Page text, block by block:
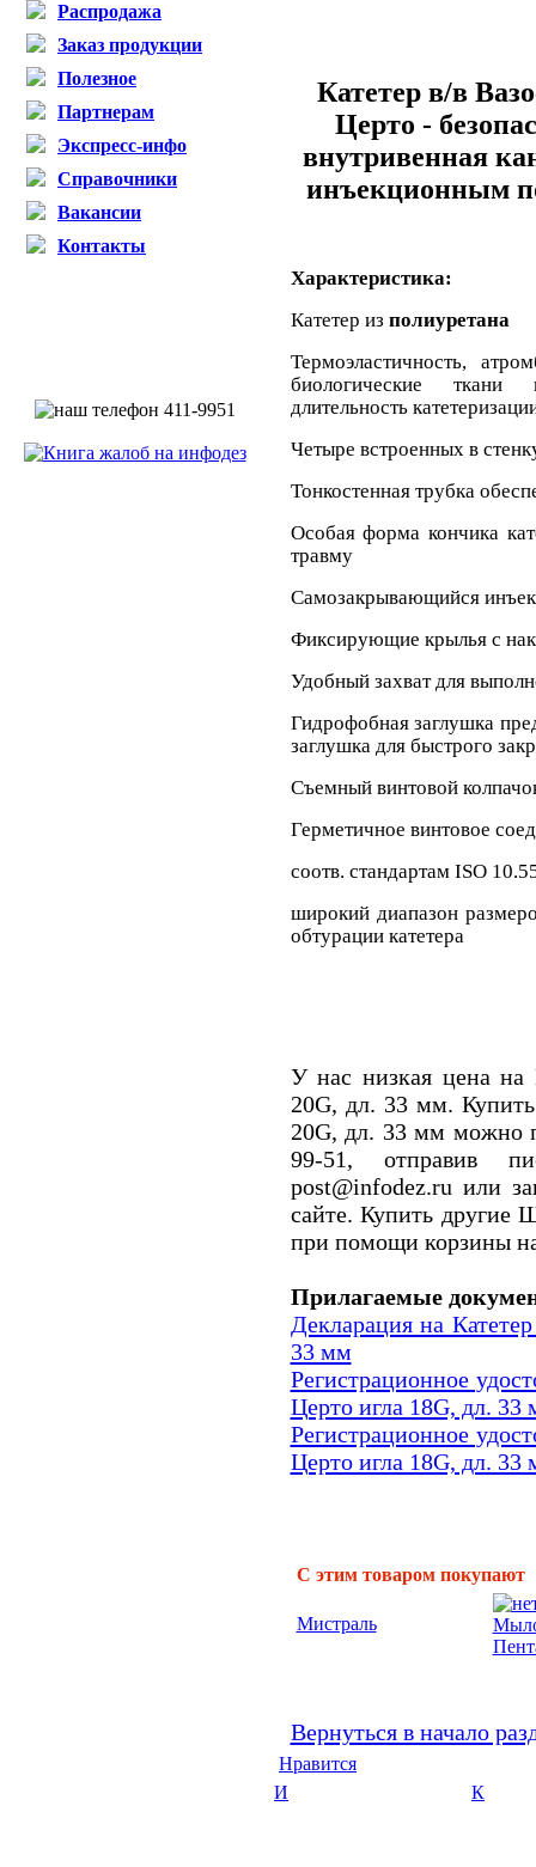
Распродажа
Заказ продукции
Полезное
Партнерам
Экспресс-инфо
Справочники
Вакансии
Контакты
Катетер в/в
Церто -
внутривенная
инъекционным
Характеристика:
Катетер из полиуретана
Термоэластичность,
биологические ткани
длительность
Четыре встроенных в
Тонкостенная трубка
Особая форма кончика
травму
Самозакрывающийся
Фиксирующие крылья с
Удобный захват для
Гидрофобная заглушка
заглушка для быстрого
Съемный винтовой
Герметичное винтовое
соотв. стандартам ISO
широкий диапазон
обтурациикатетера
У нас низкая цена на
20G, дл. 33 мм.
20G, дл. 33 мм можно
99-51, отправив
post@infodez.ru или
сайте. Купить
при помощи корзины
Прилагаемые
Декларация на
33 мм
Регистрационное
Церто игла 18G, дл. 33
Регистрационное
Церто игла 18G, дл.
С этим товаром покупают
Мистраль
Вернуться в начало
Нравится
И
К